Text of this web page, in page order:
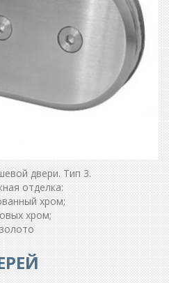
двери. Тип 3.
отделка:
хром;
хром;